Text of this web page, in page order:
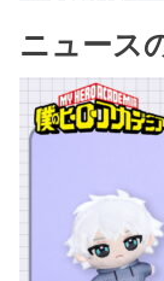
ニュース